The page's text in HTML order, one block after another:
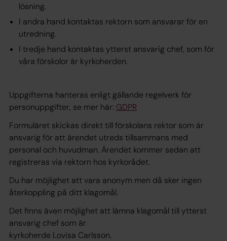
lösning.
I andra hand kontaktas rektorn som ansvarar för en
utredning.
I tredje hand kontaktas ytterst ansvarig chef, som för
våra förskolor är kyrkoherden.
Uppgifterna hanteras enligt gällande regelverk för
personuppgifter, se mer här: GDPR
Formuläret skickas direkt till förskolans rektor som är
ansvarig för att ärendet utreds tillsammans med
personal och huvudman. Ärendet kommer sedan att
registreras via rektorn hos kyrkorådet.
Du har möjlighet att vara anonym men då sker ingen
återkoppling på ditt klagomål.
Det finns även möjlighet att lämna klagomål till ytterst
ansvarig chef som är
kyrkoherde Lovisa Carlsson.